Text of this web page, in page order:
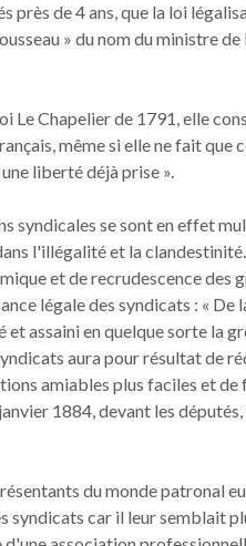
près de 4 ans, que la loi
» du nom du ministre
Le Chapelier de 1791, elle
même si elle ne fait que
liberté déjà prise ».
syndicales se sont en effet
l'illégalité et la
et de recrudescence des
légale des syndicats : « De
et assaini en quelque sorte la
aura pour résultat de
amiables plus faciles et
1884, devant les
du monde patronal
syndicats car il leur semblait